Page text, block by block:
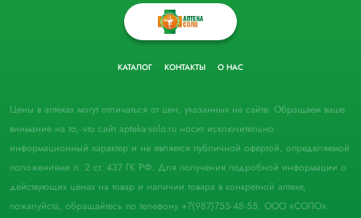
КАТАЛОГ КОНТАКТЫ О НАС
Цены в аптеках могут отличаться от цен, указанных на сайте. Обращаем ваше
внимание на то, что сайт apteka-solo.ru носит исключительно
информационный характер и не является публичной офертой, определяемой
положениями п. 2 ст. 437 ГК РФ. Для получения подробной информации о
действующих ценах на товар и наличии товара в конкретной аптеке,
пожалуйста, обращайтесь по телефону +7(987)755-48-55. ООО «СОЛО».